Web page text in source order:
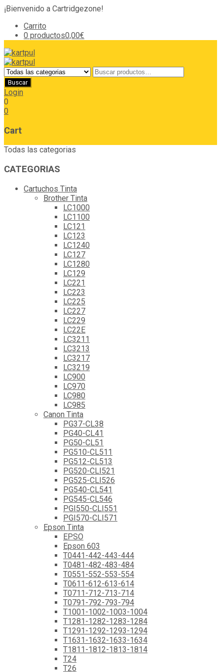
¡Bienvenido a Cartridgezone!
Carrito
0 productos0,00€
Login
0
0
Cart
Todas las categorias
CATEGORIAS
Cartuchos Tinta
Brother Tinta
LC1000
LC1100
LC121
LC123
LC1240
LC127
LC1280
LC129
LC221
LC223
LC225
LC227
LC229
LC22E
LC3211
LC3213
LC3217
LC3219
LC900
LC970
LC980
LC985
Canon Tinta
PG37-CL38
PG40-CL41
PG50-CL51
PG510-CL511
PG512-CL513
PG520-CLI521
PG525-CLI526
PG540-CL541
PG545-CL546
PGI550-CLI551
PGI570-CLI571
Epson Tinta
EPSO
Epson 603
T0441-442-443-444
T0481-482-483-484
T0551-552-553-554
T0611-612-613-614
T0711-712-713-714
T0791-792-793-794
T1001-1002-1003-1004
T1281-1282-1283-1284
T1291-1292-1293-1294
T1631-1632-1633-1634
T1811-1812-1813-1814
T24
T26